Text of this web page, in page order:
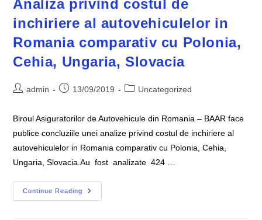
Consecinte
Si
Neprevazute
Analiza privind costul de
inchiriere al autovehiculelor in
Romania comparativ cu Polonia,
Cehia, Ungaria, Slovacia
Postadmin
Post13/09/2019
PostUncategorized
Biroul Asiguratorilor de Autovehicule din Romania – BAAR face
publice concluziile unei analize privind costul de inchiriere al
autovehiculelor in Romania comparativ cu Polonia, Cehia,
Ungaria, Slovacia.Au fost analizate 424 …
Continue Reading
Analiza
Privind